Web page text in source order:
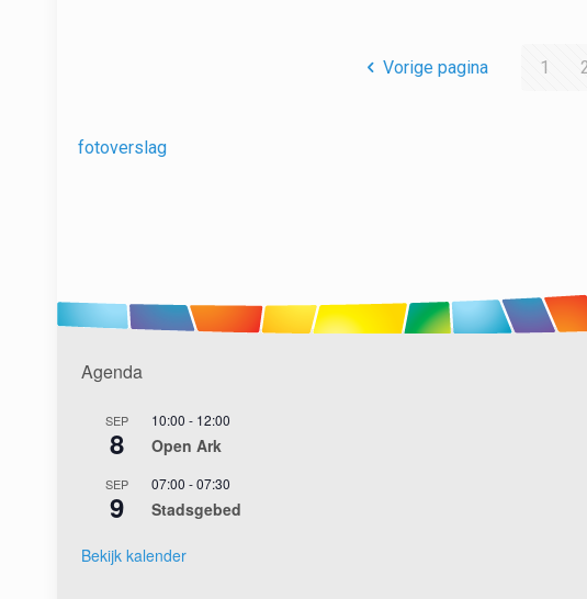
Vorige pagina 1
fotoverslag
Agenda
SEP
8
10:00 - 12:00
Open Ark
SEP
9
07:00 -07:30
Stadsgebed
Bekijk kalender